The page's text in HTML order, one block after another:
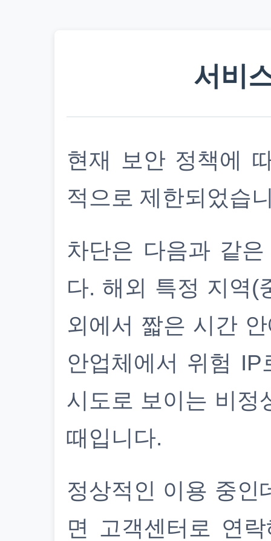
서비
현재 보안 정책에
적으로 제한되었습
차단은 다음과 같
다. 해외 특정 지역(
외에서 짧은 시간
안업체에서 위험
시도로 보이는 비정
때입니다.
정상적인 이용 중인
면 고객센터로 연